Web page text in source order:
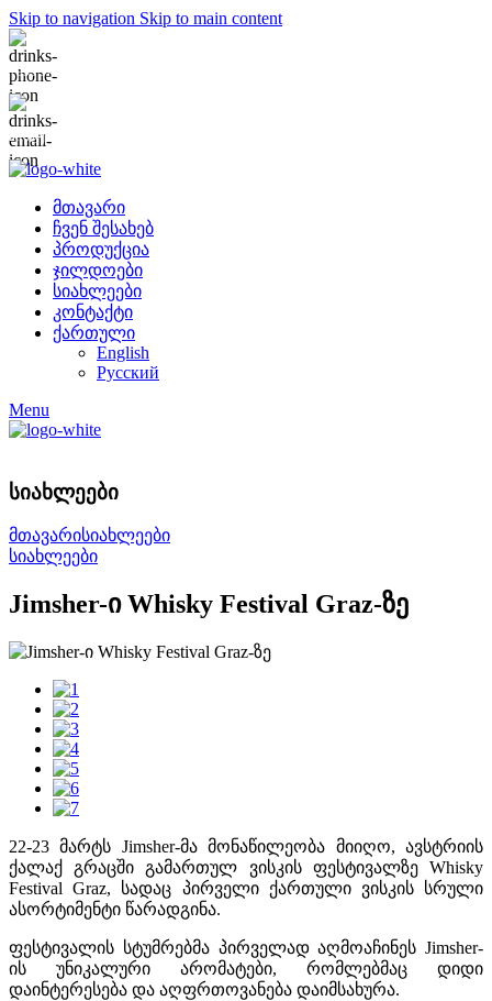
Skip to navigation Skip to main content
+995 577 225 858
info@jimsher.com
მთავარი
ჩვენ შესახებ
პროდუქცია
ჯილდოები
სიახლეები
კონტაქტი
ქართული
English
Русский
Menu
სიახლეები
მთავარისიახლეები
სიახლეები
Jimsher-ი Whisky Festival Graz-ზე
22-23 მარტს Jimsher-მა მონაწილეობა მიიღო, ავსტრიის
ქალაქ გრაცში გამართულ ვისკის ფესტივალზე Whisky
Festival Graz, სადაც პირველი ქართული ვისკის სრული
ასორტიმენტი წარადგინა.
ფესტივალის სტუმრებმა პირველად აღმოაჩინეს Jimsher-
ის უნიკალური არომატები, რომლებმაც დიდი
დაინტერესება და აღფრთოვანება დაიმსახურა.